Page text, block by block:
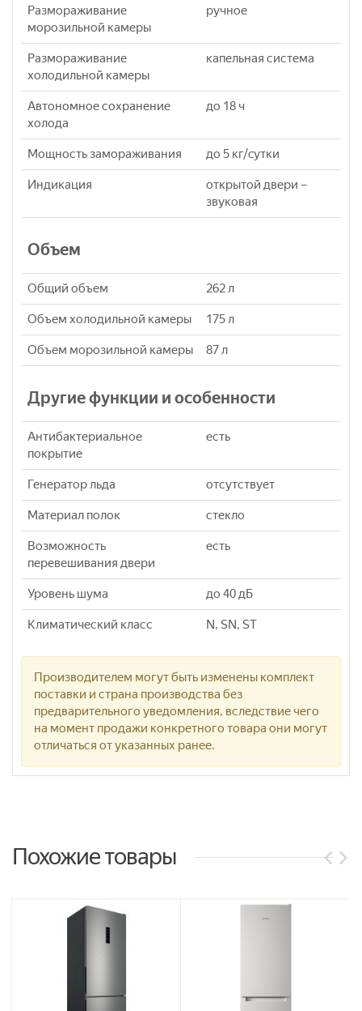
Размораживание
морозильной камеры
ручное
Размораживание
холодильной камеры
капельная система
Автономное сохранение
холода
до 18 ч
Мощность замораживания до 5 кг/cутки
Индикация
открытой двери –
звуковая
Объем
Общий объем 262 л
Объем холодильной камеры 175 л
Объем морозильной камеры 87 л
Другие функции и особенности
Антибактериальное
покрытие
есть
Генератор льда отсутствует
Материал полок стекло
Возможность
перевешивания двери
есть
Уровень шума до 40 дБ
Климатический класс N, SN, ST
Производителем могут быть изменены комплект
поставки и страна производства без
предварительного уведомления, вследствие чего
на момент продажи конкретного товара они могут
отличаться от указанных ранее.
Похожие товары